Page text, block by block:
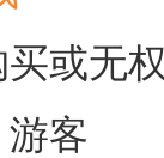
或无
客